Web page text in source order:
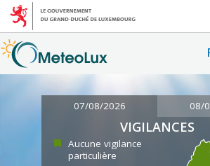
07/08/2026 08/
VIGILANCES
Aucune vigilance
particulière